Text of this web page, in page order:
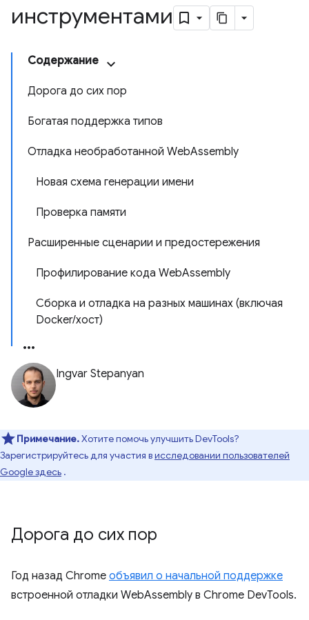
инструментами
Содержание
Дорога до сих пор
Богатая поддержка типов
Отладка необработанной WebAssembly
Новая схема генерации имени
Проверка памяти
Расширенные сценарии и предостережения
Профилирование кода WebAssembly
Сборка и отладка на разных машинах (включая
Docker/хост)
Ingvar Stepanyan
Примечание.Хотите помочь улучшить DevTools?
Зарегистрируйтесь для участия висследовании пользователей
Google здесь .
Дорога до сих пор
Год назад Chrome объявил о начальной поддержке
встроенной отладки WebAssembly в Chrome DevTools.